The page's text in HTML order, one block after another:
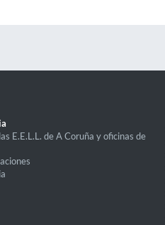
E.E.L.L. de A Coruña y oficinas de